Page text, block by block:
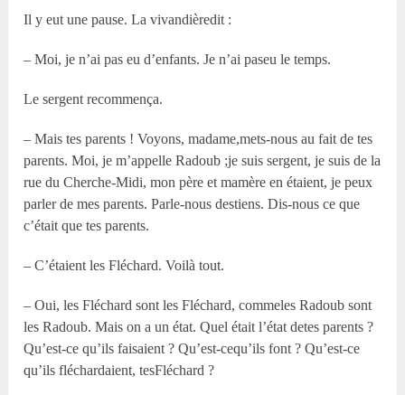
Il y eut une pause. La vivandièredit :
– Moi, je n’ai pas eu d’enfants. Je n’ai paseu le temps.
Le sergent recommença.
– Mais tes parents ! Voyons, madame,mets-nous au fait de tes
parents. Moi, je m’appelle Radoub ;je suis sergent, je suis de la
rue du Cherche-Midi, mon père et mamère en étaient, je peux
parler de mes parents. Parle-nous destiens. Dis-nous ce que
c’était que tes parents.
– C’étaient les Fléchard. Voilà tout.
– Oui, les Fléchard sont les Fléchard, commeles Radoub sont
les Radoub. Mais on a un état. Quel était l’état detes parents ?
Qu’est-ce qu’ils faisaient ? Qu’est-cequ’ils font ? Qu’est-ce
qu’ils fléchardaient, tesFléchard ?